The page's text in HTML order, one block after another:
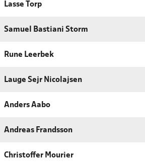
Lasse Torp
Samuel Bastiani Storm
Rune Leerbek
Lauge Sejr Nicolajsen
Anders Aabo
Andreas Frandsson
Christoffer Mourier